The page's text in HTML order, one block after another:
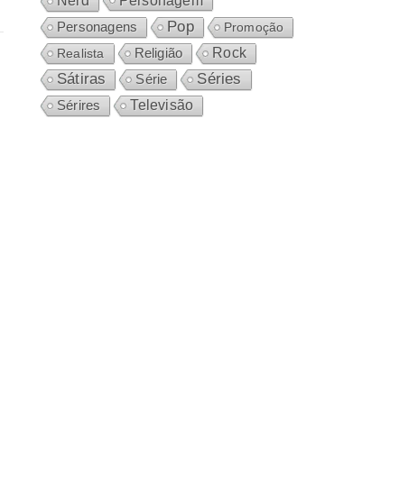
Personagens Pop
Promoção
Realista
Religião Rock
Sátiras Série Séries
Sérires Televisão